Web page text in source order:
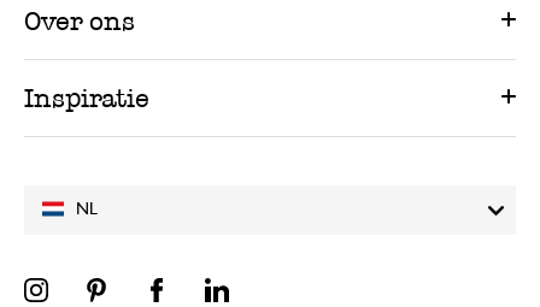
NL
Over ons
Inspiratie